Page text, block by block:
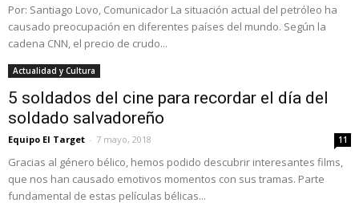
Por: Santiago Lovo, Comunicador La situación actual del petróleo ha
causado preocupación en diferentes países del mundo. Según la
cadena CNN, el precio de crudo...
Actualidad y Cultura
5 soldados del cine para recordar el día del
soldado salvadoreño
Equipo El Target - 7 mayo, 2018 11
Gracias al género bélico, hemos podido descubrir interesantes films,
que nos han causado emotivos momentos con sus tramas. Parte
fundamental de estas películas bélicas...